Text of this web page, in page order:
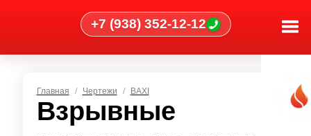
+7 (938) 352-12-12
Главная Чертежи BAXI
Взрывные